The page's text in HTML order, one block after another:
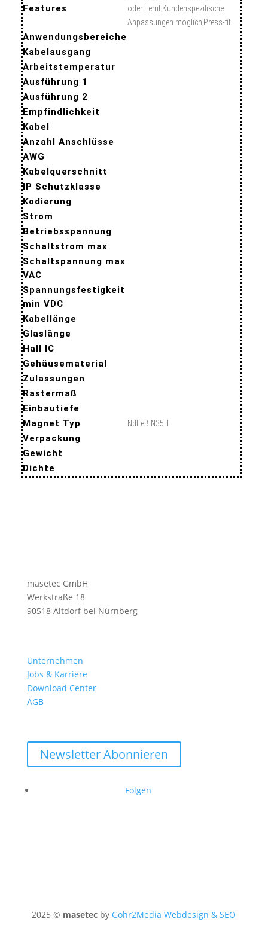
Features
oder Ferrit;Kundenspezifische
Anpassungen möglich;Press-fit
Anwendungsbereiche
Kabelausgang
Arbeitstemperatur
Ausführung 1
Ausführung 2
Empfindlichkeit
Kabel
Anzahl Anschlüsse
AWG
Kabelquerschnitt
IP Schutzklasse
Kodierung
Strom
Betriebsspannung
Schaltstrom max
Schaltspannung max
VAC
Spannungsfestigkeit
min VDC
Kabellänge
Glaslänge
Hall IC
Gehäusematerial
Zulassungen
Rastermaß
Einbautiefe
Magnet Typ
NdFeB N35H
Verpackung
Gewicht
Dichte
masetec GmbH
Werkstraße 18
90518 Altdorf bei Nürnberg
Unternehmen
Jobs & Karriere
Download Center
AGB
Newsletter Abonnieren
Folgen
2025 © masetec by Gohr2Media Webdesign & SEO